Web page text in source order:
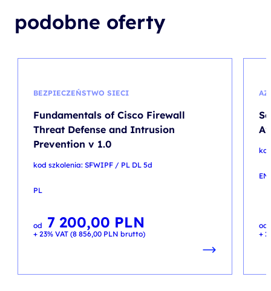
podobne oferty
BEZPIECZEŃSTWO SIECI
Fundamentals of Cisco Firewall
Threat Defense and Intrusion
Prevention v 1.0
kod szkolenia: SFWIPF / PL DL 5d
PL
od 7 200,00 PLN
+ 23% VAT (8 856,00 PLN brutto)
EN
od
+